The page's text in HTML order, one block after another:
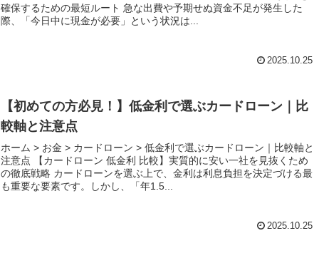
確保するための最短ルート 急な出費や予期せぬ資金不足が発生した
際、「今日中に現金が必要」という状況は...
2025.10.25
【初めての方必見！】低金利で選ぶカードローン｜比
較軸と注意点
ホーム > お金 > カードローン > 低金利で選ぶカードローン｜比較軸と
注意点 【カードローン 低金利 比較】実質的に安い一社を見抜くため
の徹底戦略 カードローンを選ぶ上で、金利は利息負担を決定づける最
も重要な要素です。しかし、「年1.5...
2025.10.25